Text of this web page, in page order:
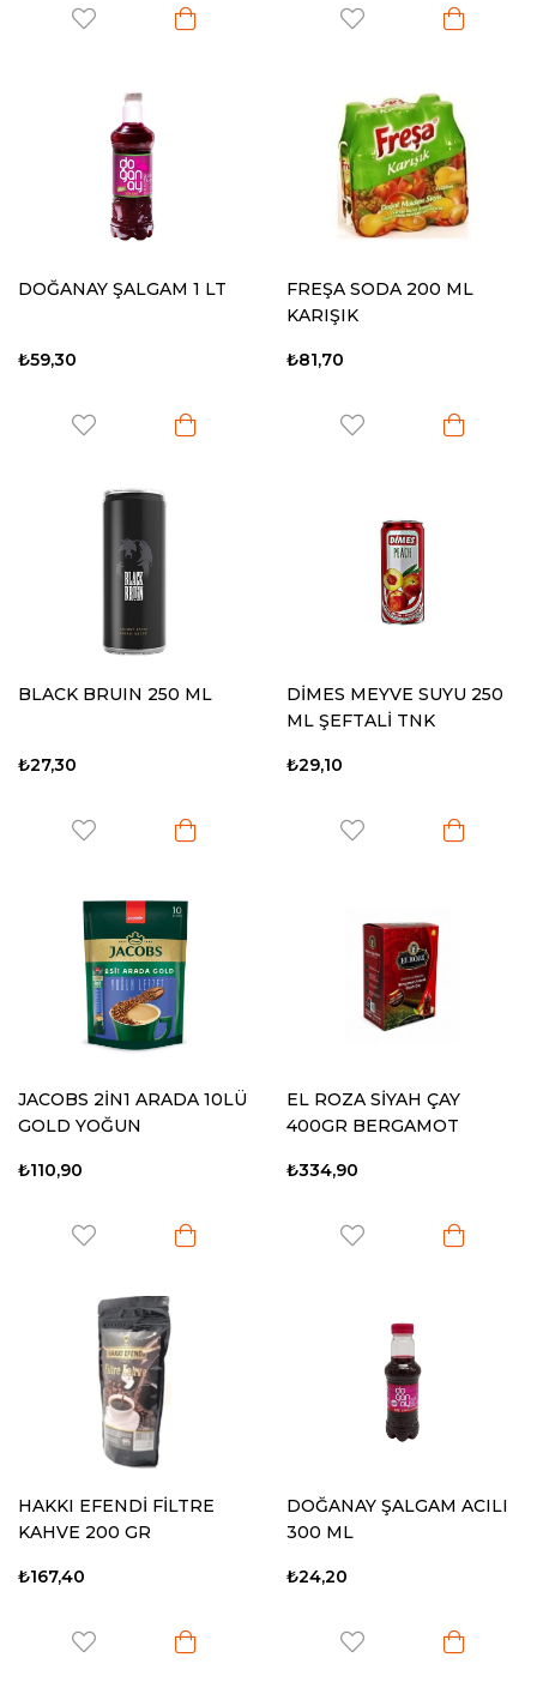
DOĞANAY ŞALGAM 1 LT
₺59,30
FREŞA SODA 200 ML
KARIŞIK
₺81,70
BLACK BRUIN 250 ML
₺27,30
DİMES MEYVE SUYU 250
ML ŞEFTALİ TNK
₺29,10
JACOBS 2İN1 ARADA 10LÜ
GOLD YOĞUN
₺110,90
EL ROZA SİYAH ÇAY
400GR BERGAMOT
₺334,90
HAKKI EFENDİ FİLTRE
KAHVE 200 GR
₺167,40
DOĞANAY ŞALGAM ACILI
300 ML
₺24,20